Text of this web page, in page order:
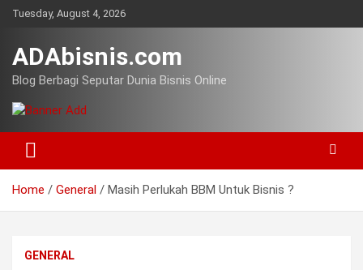
SkipTuesday, August 4, 2026
ADAbisnis.com
Blog Berbagi Seputar Dunia Bisnis Online
Home General Masih Perlukah BBM Untuk Bisnis ?
GENERAL